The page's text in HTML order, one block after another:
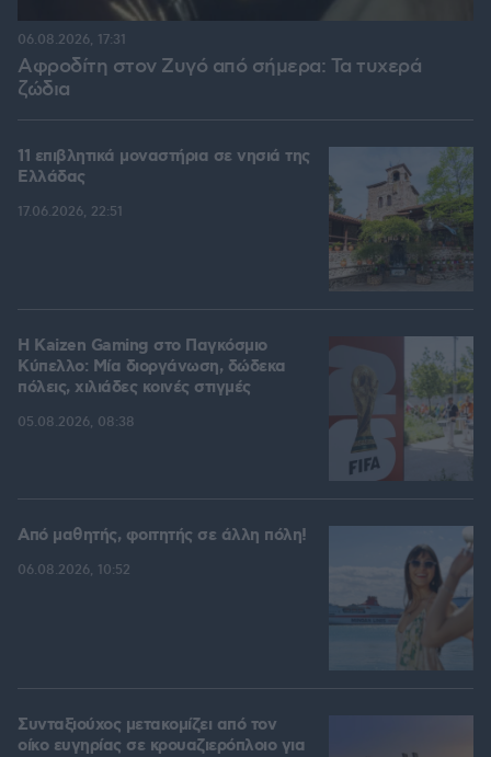
Αφροδίτη στον Ζυγό από σήμερα: Τα τυχερά
ζώδια
06.08.2026, 17:31
11 επιβλητικά μοναστήρια σε νησιά της
Ελλάδας
17.06.2026, 22:51
H Kaizen Gaming στο Παγκόσμιο
Kύπελλο: Μία διοργάνωση, δώδεκα
πόλεις, χιλιάδες κοινές στιγμές
05.08.2026, 08:38
Από μαθητής, φοιτητής σε άλλη πόλη!
06.08.2026, 10:52
Συνταξιούχος μετακομίζει από τον
οίκο ευγηρίας σε κρουαζιερόπλοιο για